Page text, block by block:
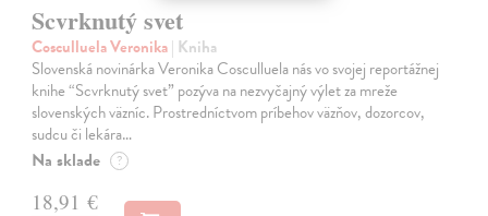
Scvrknutý svet
Cosculluela Veronika| Kniha
Slovenská novinárka Veronika Cosculluela nás vo svojej reportážnej
knihe “Scvrknutý svet” pozýva na nezvyčajný výlet za mreže
slovenských väzníc. Prostredníctvom príbehov väzňov, dozorcov,
sudcu či lekára…
Na sklade ?
18,91 €